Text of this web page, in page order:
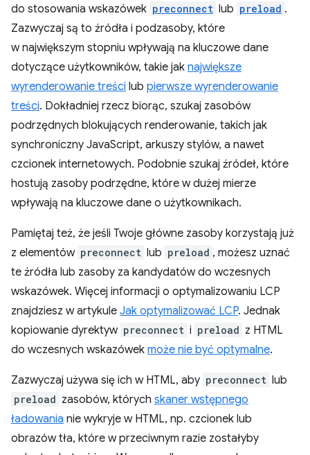
do stosowania wskazówek preconnect lub preload .
Zazwyczaj są to źródła i podzasoby, które
w największym stopniu wpływają na kluczowe dane
dotyczące użytkowników, takie jak największe
wyrenderowanie treści lub pierwsze wyrenderowanie
treści. Dokładniej rzecz biorąc, szukaj zasobów
podrzędnych blokujących renderowanie, takich jak
synchroniczny JavaScript, arkuszy stylów, a nawet
czcionek internetowych. Podobnie szukaj źródeł, które
hostują zasoby podrzędne, które w dużej mierze
wpływają na kluczowe dane o użytkownikach.
Pamiętaj też, że jeśli Twoje główne zasoby korzystają już
z elementów preconnect lub preload , możesz uznać
te źródła lub zasoby za kandydatów do wczesnych
wskazówek. Więcej informacji o optymalizowaniu LCP
znajdziesz w artykule Jak optymalizować LCP. Jednak
kopiowanie dyrektyw preconnect i preload z HTML
do wczesnych wskazówek może nie być optymalne.
Zazwyczaj używa się ich w HTML, aby preconnect lub
preload zasobów, których skaner wstępnego
ładowania nie wykryje w HTML, np. czcionek lub
obrazów tła, które w przeciwnym razie zostałyby